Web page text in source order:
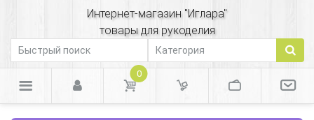
Интернет-магазин "Иглара"
товары для рукоделия
0